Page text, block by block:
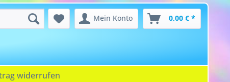
Mein Konto 0,00 € *
widerrufen